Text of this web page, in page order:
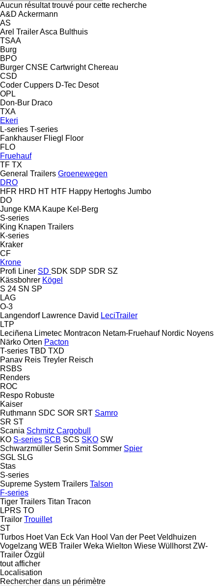
Aucun résultat trouvé pour cette recherche
A&D Ackermann
AS
Arel TrailerAsca Bulthuis
TSAA
Burg
BPO
Burger CNSE Cartwright Chereau
CSD
Coder Cuppers D-Tec Desot
OPL
Don-Bur Draco
TXA
Ekeri
L-series T-series
Fankhauser Fliegl
Floor
FLO
Fruehauf
TF TX
General Trailers Groenewegen
DRO
HFR HRD HT HTF Happy Hertoghs Jumbo
DO
Junge KMA Kaupe Kel-Berg
S-series
King Knapen Trailers
K-series
Kraker
CF
Krone
Profi Liner SD SDK SDP SDR SZ
Kässbohrer Kögel
S 24 SN SP
LAG
O-3
Langendorf Lawrence David LeciTrailer
LTP
Leciñena Limetec Montracon Netam-Fruehauf Nordic Noyens
Närko Orten Pacton
T-series TBD TXD
Panav Reis Treyler Reisch
RSBS
Renders
ROC
Respo Robuste
Kaiser
Ruthmann SDC SOR SRT Samro
SR ST
Scania Schmitz Cargobull
KO S-series SCB SCS SKO SW
Schwarzmüller Serin Smit Sommer Spier
SGL SLG
Stas
S-series
Supreme System Trailers Talson
F-series
Tiger Trailers Titan Tracon
LPRS TO
Trailor Trouillet
ST
Turbos Hoet Van Eck Van Hool Van der Peet Veldhuizen
Vogelzang WEB Trailer Weka Wielton Wiese Wüllhorst ZW-
Trailer Özgül
tout afficher
Localisation
Rechercher dans un périmètre